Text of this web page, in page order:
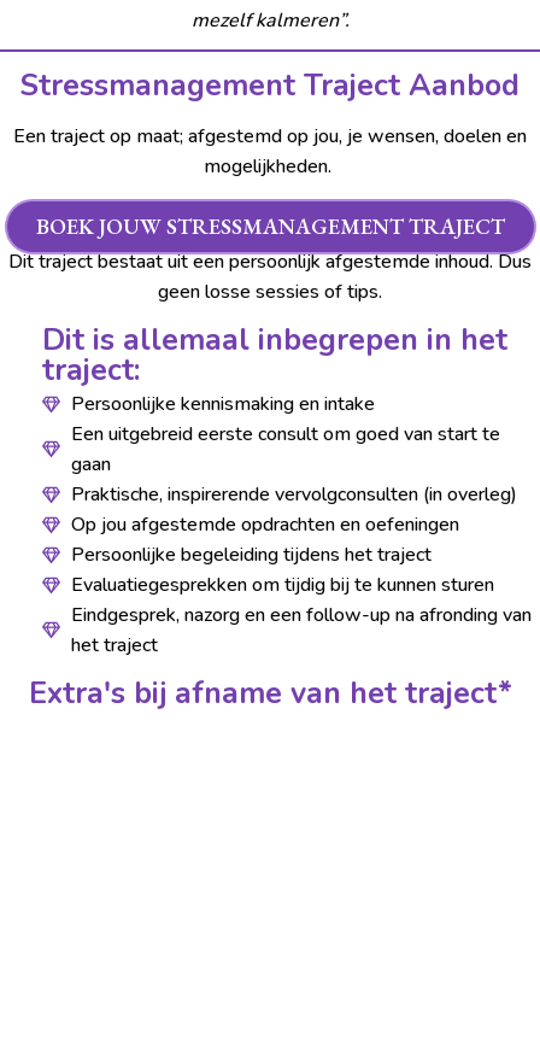
mezelf kalmeren”.
Stressmanagement Traject Aanbod
Een traject op maat; afgestemd op jou, je wensen, doelen en
mogelijkheden.
BOEK JOUW STRESSMANAGEMENT TRAJECT
Dit traject bestaat uit een persoonlijk afgestemde inhoud. Dus
geen losse sessies of tips.
Dit is allemaal inbegrepen in het
traject:
Persoonlijke kennismaking en intake
Een uitgebreid eerste consult om goed van start te
gaan
Praktische, inspirerende vervolgconsulten (in overleg)
Op jou afgestemde opdrachten en oefeningen
Persoonlijke begeleiding tijdens het traject
Evaluatiegesprekken om tijdig bij te kunnen sturen
Eindgesprek, nazorg en een follow-up na afronding van
het traject
Extra's bij afname van het traject*